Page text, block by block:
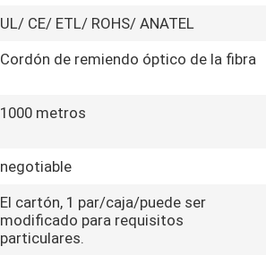
UL/ CE/ ETL/ ROHS/ ANATEL
Cordón de remiendo óptico de la fibra
1000 metros
negotiable
El cartón, 1 par/caja/puede ser
modificado para requisitos
particulares.